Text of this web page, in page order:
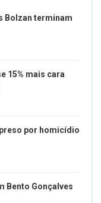
Bolzan terminam
15% mais cara
por homicídio
Bento Gonçalves